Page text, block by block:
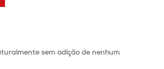
sem adição de nenhum